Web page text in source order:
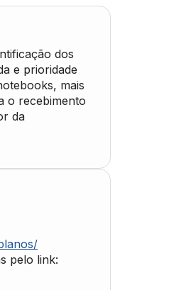
dos
e prioridade
mais
o recebimento
da
pelo link: